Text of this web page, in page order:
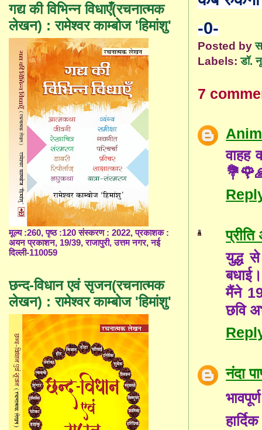
-0-
Posted by
Labels:डॉ.
7
वाहह
युद्ध
बधाई।
मैंने
छवि
नंदा
गद्य की विभिन्न विधाएँ(रचनात्मक
लेखन) : रामेश्वर काम्बोज 'हिमांशु'
मूल्य :260, पृष्ठ :120 संस्करण : 2022, प्रकाशक :
अयन प्रकाशन, 19/39, राजापुरी, उत्तम नगर, नई
दिल्ली-110059
छन्द-विधान एवं सृजन(रचनात्मक
लेखन) : रामेश्वर काम्बोज 'हिमांशु'